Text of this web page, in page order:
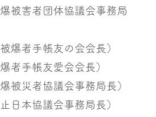
被害者団体協議会事務局
爆者手帳友の会会長）
者手帳友愛会会長）
被災者協議会事務局長）
日本協議会事務局長）